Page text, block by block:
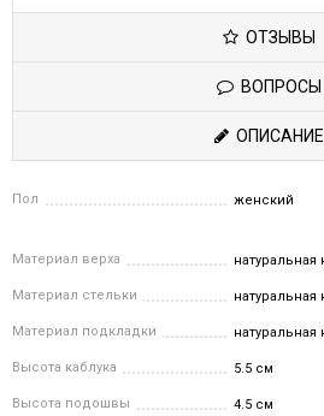
ОТЗЫВЫ
ВОПРОСЫ
ОПИСАНИЕ
Пол женский
Материал верха натуральная
Материал стельки натуральная
Материал подкладки натуральная
Высота каблука 5.5 см
Высота подошвы 4.5 см